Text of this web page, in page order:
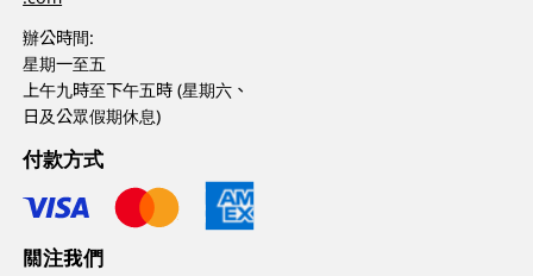
辦公時間:
星期一至五
上午九時至下午五時 (星期六、
日及公眾假期休息)
付款方式
關注我們